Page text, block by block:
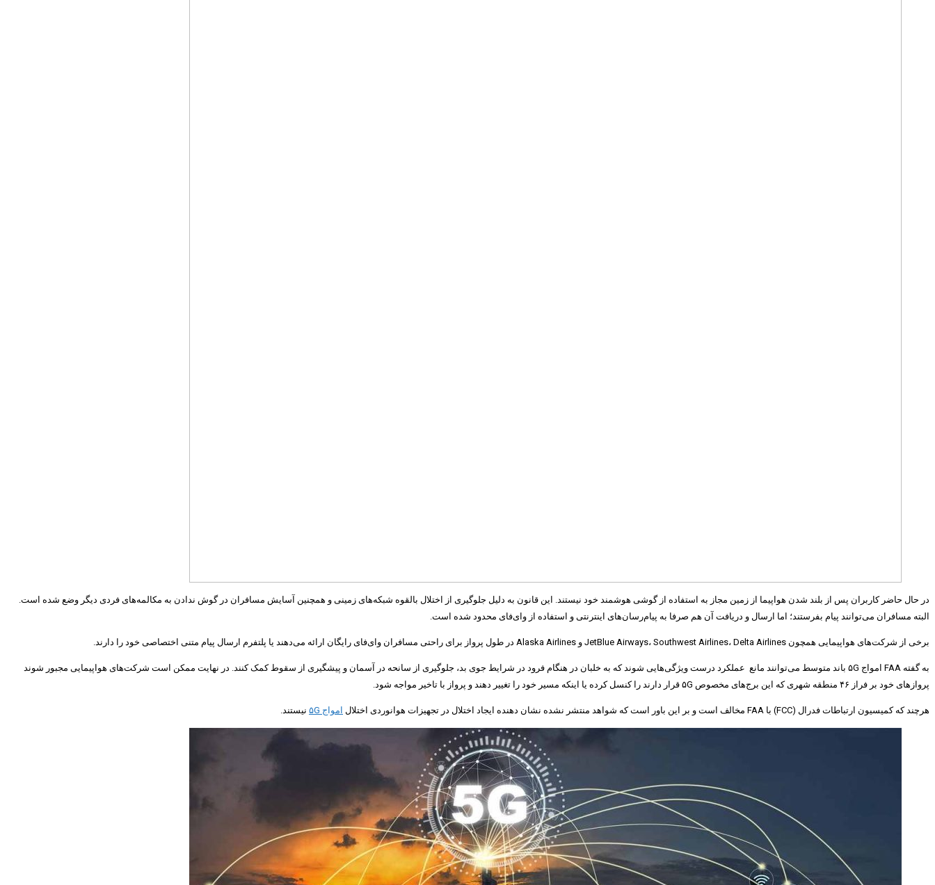
در حال حاضر کاربران پس از بلند شدن هواپیما از زمین مجاز به استفاده از گوشی هوشمند خود نیستند. این قانون به دلیل جلوگیری از اختلال بالقوه شبکه‌های زمینی و همچنین آسایش مسافران در گوش ندادن به مکالمه‌های فردی دیگر وضع شده است.
البته مسافران می‌توانند پیام بفرستند؛ اما ارسال و دریافت آن هم صرفا به پیام‌رسان‌های اینترنتی و استفاده از وای‌فای محدود شده است.
برخی از شرکت‌های هواپیمایی همچون JetBlue Airways، Southwest Airlines، Delta Airlines و Alaska Airlines در طول پرواز برای راحتی مسافران وای‌فای رایگان ارائه می‌دهند یا پلتفرم ارسال پیام متنی اختصاصی خود را دارند.
به گفته FAA امواج ۵G باند متوسط می‌توانند مانع عملکرد درست ویژگی‌هایی شوند که به خلبان در هنگام فرود در شرایط جوی بد، جلوگیری از سانحه در آسمان و پیشگیری از سقوط کمک کنند. در نهایت ممکن است شرکت‌های هواپیمایی مجبور شوند
پرواز‌های خود بر فراز ۴۶ منطقه شهری که این برج‌های مخصوص ۵G قرار دارند را کنسل کرده یا اینکه مسیر خود را تغییر دهند و پرواز با تاخیر مواجه شود.
هرچند که کمیسیون ارتباطات فدرال (FCC) با FAA مخالف است و بر این باور است که شواهد منتشر نشده نشان‌ دهنده ایجاد اختلال در تجهیزات هوانوردی اختلال امواج ۵G نیستند.